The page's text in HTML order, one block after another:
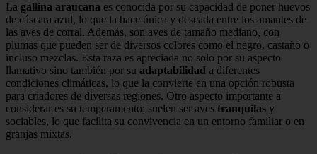
La gallina araucana es conocida por su capacidad de poner huevos
de cáscara azul, lo que la hace única y deseada entre los amantes de
las aves de corral. Además, son aves de tamaño mediano, con
plumas que pueden ser de diversos colores como el negro, castaño o
incluso mezclas. Esta raza es apreciada no solo por su aspecto
llamativo sino también por su adaptabilidad a diferentes
condiciones climáticas, lo que la convierte en una opción robusta
para criadores de diversas regiones. Otro aspecto importante a
considerar es su temperamento; suelen ser aves tranquilas y
sociables, lo que facilita su convivencia en un entorno familiar o en
granjas mixtas.